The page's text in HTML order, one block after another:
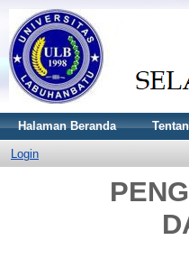
Halaman Beranda
Login